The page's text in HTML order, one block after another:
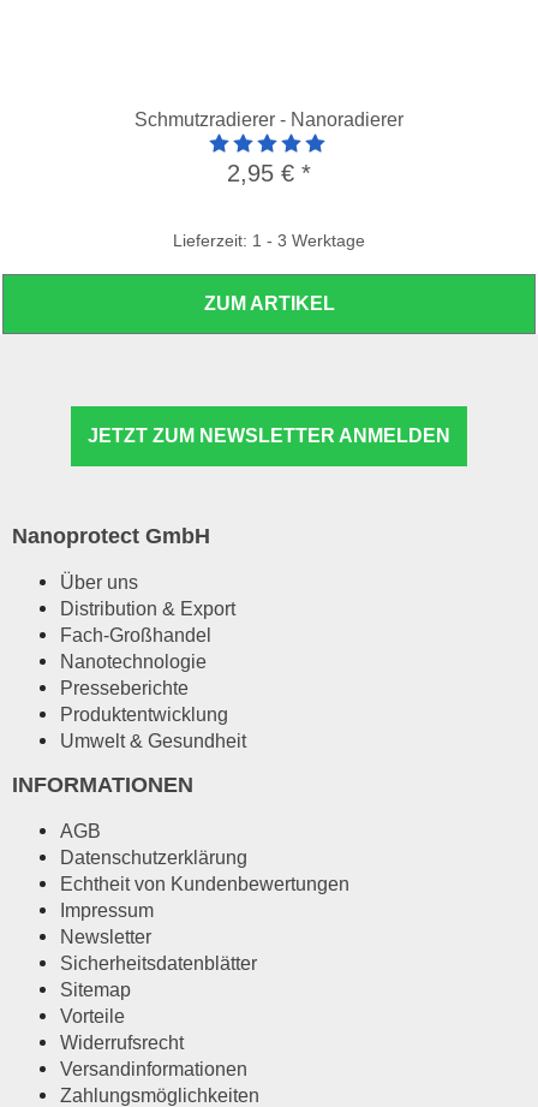
Schmutzradierer - Nanoradierer
Artikelbewertung: 5 von 5 Sterne
2,95 € *
Lieferzeit: 1 - 3 Werktage
ZUM ARTIKEL
JETZT ZUM NEWSLETTER ANMELDEN
Nanoprotect GmbH
Über uns
Distribution & Export
Fach-Großhandel
Nanotechnologie
Presseberichte
Produktentwicklung
Umwelt & Gesundheit
INFORMATIONEN
AGB
Datenschutzerklärung
Echtheit von Kundenbewertungen
Impressum
Newsletter
Sicherheitsdatenblätter
Sitemap
Vorteile
Widerrufsrecht
Versandinformationen
Zahlungsmöglichkeiten